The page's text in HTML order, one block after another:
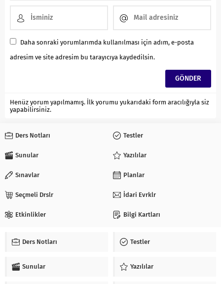
Daha sonraki yorumlarımda kullanılması için adım, e-posta
adresim ve site adresim bu tarayıcıya kaydedilsin.
Henüz yorum yapılmamış. İlk yorumu yukarıdaki form aracılığıyla siz
yapabilirsiniz.
Ders Notları Testler
Sunular Yazılılar
Sınavlar Planlar
Seçmeli Drslr İdari Evrklr
Etkinlikler Bilgi Kartları
Ders Notları Testler
Sunular Yazılılar